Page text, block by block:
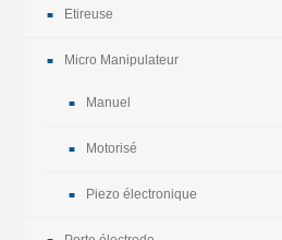
Etireuse
Micro Manipulateur
Manuel
Motorisé
Piezo électronique